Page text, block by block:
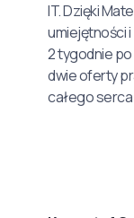
IT. Dzięki
umiejętności
2 tygodnie
dwie oferty
całego serca